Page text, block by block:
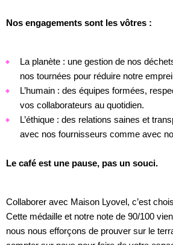
Nos engagements sont les vôtres :
La planète : une gestion de nos
nos tournées pour réduire notre
L’humain : des équipes formées,
vos collaborateurs au quotidien.
L’éthique : des relations saines et
avec nos fournisseurs comme avec
Le café est une pause, pas un souci.
Collaborer avec Maison Lyovel, c’est
Cette médaille et notre note de 90/100
nous nous efforçons de prouver sur le